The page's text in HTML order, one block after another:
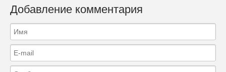
Добавление комментария